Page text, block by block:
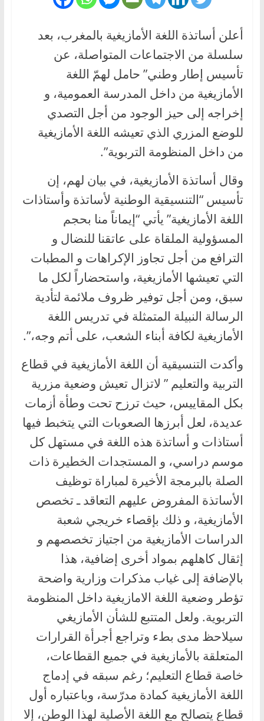
أعلن أساتذة اللغة الأمازيغية بالمغرب، بعد
سلسلة من الاجتماعات المتواصلة، عن
تأسيس إطار وطني” حامل لهمّ اللغة
الأمازيغية من داخل المدرسة العمومية، و
إخراجه إلى حيز الوجود من أجل التصدي
للوضع المزري الذي تعيشه اللغة الأمازيغية
من داخل المنظومة التربوية”.
وقال أساتذة الأمازيغية، في بيان لهم، إن
تأسيس “التنسيقية الوطنية لأساتذة وأستاذات
اللغة الأمازيغية” يأتي “إيماناً منا بحجم
المسؤولية الملقاة على عاتقنا للنضال و
الترافع من أجل تجاوز الإكراهات و المطبات
التي تعيشها الأمازيغية، واستحضاراً لكل ما
سبق، ومن أجل توفير ظروف ملائمة لتأدية
الرسالة النبيلة المتمثلة في تدريس اللغة
الأمازيغية لكافة أبناء الشعب، على أتم وجه،”.
وأكدت التنسيقية أن اللغة الأمازيغية في قطاع
التربية والتعليم ” لاتزال تعيش وضعية مزرية
بكل المقاييس، حيث ترزح تحت وطأة أزمات
عديدة، لعل أبرزها الصعوبات التي يتخبط فيها
أستاذات و أساتذة هذه اللغة في مستهل كل
موسم دراسي، و المستجدات الخطيرة ذات
الصلة بالبرمجة الأخيرة لمباراة توظيف
الأساتذة المفروض عليهم التعاقد ـ تخصص
الأمازيغية، و ذلك بإقصاء خريجي شعبة
الدراسات الأمازيغية من اجتياز تخصصهم و
إثقال كاهلهم بمواد أخرى إضافية، هذا
بالإضافة إلى غياب مذكرات وزارية واضحة
تؤطر وضعية اللغة الامازيغية داخل المنظومة
التربوية. ولعل المتتبع للشأن الأمازيغي
سيلاحظ مدى بطء وتراجع أجرأة القرارات
المتعلقة بالأمازيغية في جميع القطاعات،
خاصة قطاع التعليم؛ رغم سبقه في إدماج
اللغة الأمازيغية كمادة مدرّسة، وباعتباره أول
قطاع يتصالح مع اللغة الأصلية لهذا الوطن، إلا